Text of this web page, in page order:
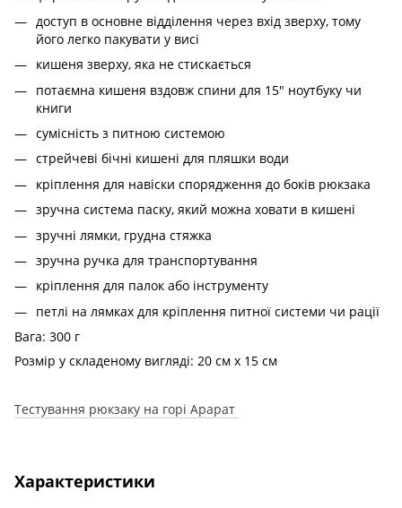
доступ в основне відділення через вхід зверху, тому
його легко пакувати у висі
кишеня зверху, яка не стискається
потаємна кишеня вздовж спини для 15" ноутбуку чи
книги
сумісність з питною системою
стрейчеві бічні кишені для пляшки води
кріплення для навіски спорядження до боків рюкзака
зручна система паску, який можна ховати в кишені
зручні лямки, грудна стяжка
зручна ручка для транспортування
кріплення для палок або інструменту
петлі на лямках для кріплення питної системи чи рації
Вага: 300 г
Розмір у складеному вигляді: 20 см х 15 см
Тестування рюкзаку на горі Арарат
Характеристики